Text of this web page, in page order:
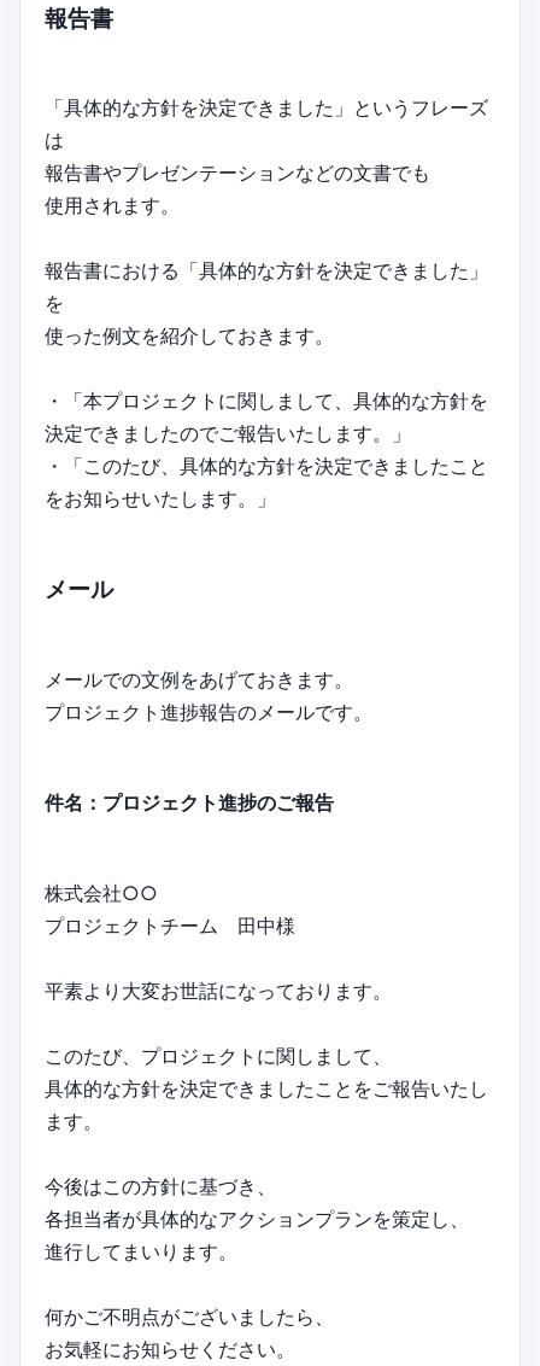
報告書
「具体的な方針を決定できました」というフレーズ
は
報告書やプレゼンテーションなどの文書でも
使用されます。
報告書における「具体的な方針を決定できました」
を
使った例文を紹介しておきます。
・「本プロジェクトに関しまして、具体的な方針を
決定できましたのでご報告いたします。」
・「このたび、具体的な方針を決定できましたこと
をお知らせいたします。」
メール
メールでの文例をあげておきます。
プロジェクト進捗報告のメールです。
件名：プロジェクト進捗のご報告
株式会社○○
プロジェクトチーム 田中様
平素より大変お世話になっております。
このたび、プロジェクトに関しまして、
具体的な方針を決定できましたことをご報告いたし
ます。
今後はこの方針に基づき、
各担当者が具体的なアクションプランを策定し、
進行してまいります。
何かご不明点がございましたら、
お気軽にお知らせください。